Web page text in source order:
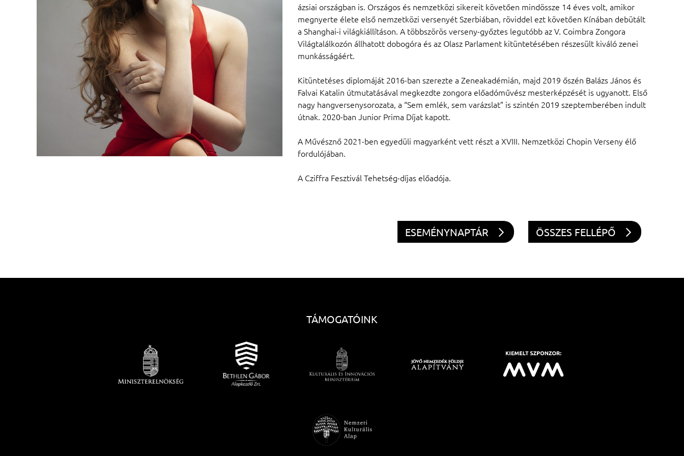
ázsiai országban is. Országos és nemzetközi sikereit követően mindössze 14 éves volt, amikor
megnyerte élete első nemzetközi versenyét Szerbiában, röviddel ezt követően Kínában debütált
a Shanghai-i világkiállításon. A többszörös verseny-győztes legutóbb az V. Coimbra Zongora
Világtalálkozón állhatott dobogóra és az Olasz Parlament kitüntetésében részesült kiváló zenei
munkásságáért.
Kitüntetéses diplomáját 2016-ban szerezte a Zeneakadémián, majd 2019 őszén Balázs János és
Falvai Katalin útmutatásával megkezdte zongora előadóművész mesterképzését is ugyanott. Első
nagy hangversenysorozata, a “Sem emlék, sem varázslat” is szintén 2019 szeptemberében indult
útnak. 2020-ban Junior Prima Díjat kapott.
A Művésznő 2021-ben egyedüli magyarként vett részt a XVIII. Nemzetközi Chopin Verseny élő
fordulójában.
A Cziffra Fesztivál Tehetség-díjas előadója.
ESEMÉNYNAPTÁR ÖSSZES FELLÉPŐ
TÁMOGATÓINK